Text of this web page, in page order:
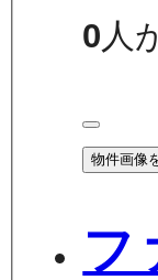
0人
物件画像
フ